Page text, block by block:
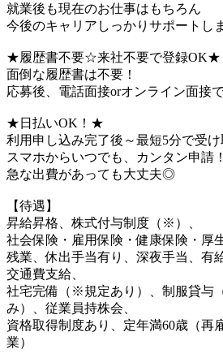
就業後も現在のお仕事はもちろん
今後のキャリアしっかりサポートし
★履歴書不要☆来社不要で登録OK★
面倒な履歴書は不要！
応募後、電話面接orオンライン面接
★日払いOK！★
利用申し込み完了後～最短5分で受け
スマホからいつでも、カンタン申請！
急な出費があっても大丈夫◎
【待遇】
昇給昇格、株式付与制度（※）、
社会保険・雇用保険・健康保険・厚
残業、休出手当有り、深夜手当、有
交通費支給、
社宅完備（※規定あり）、制服貸与
み）、従業員持株会、
資格取得制度あり、定年満60歳（再
業）